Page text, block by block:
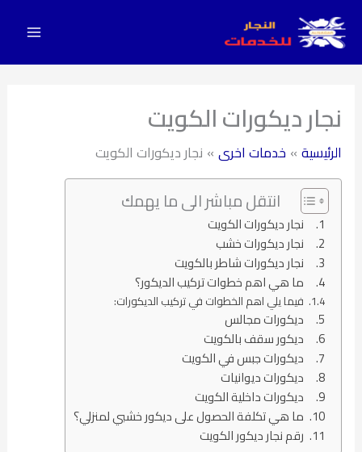
تخطي
إلى
المحتوى
نجار ديكورات الكويت
الرئيسية خدمات اخرى نجار ديكورات الكويت
انتقل مباشر الى ما يهمك
نجار ديكورات الكويت
نجار ديكورات خشب
نجار ديكورات شاطر بالكويت
ما هي اهم خطوات تركيب الديكور؟
فيما يلي اهم الخطوات في تركيب الديكورات:
ديكورات مجالس
ديكور سقف بالكويت
ديكورات جبس في الكويت
ديكورات ديوانيات
ديكورات داخلية الكويت
ما هي تكلفة الحصول على ديكور خشبي لمنزلي؟
رقم نجار ديكور الكويت